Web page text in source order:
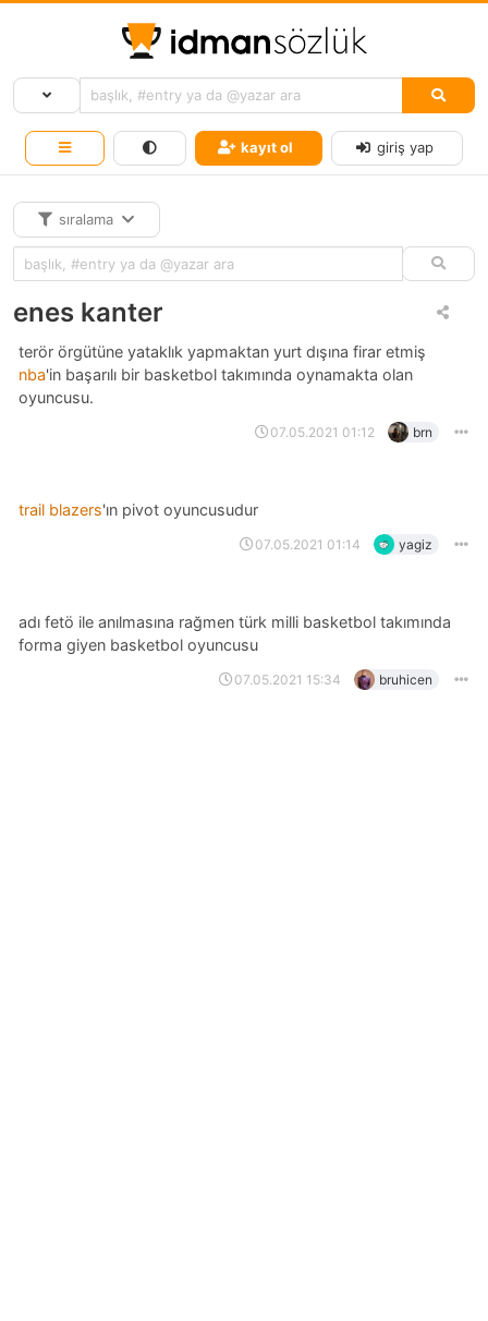
kayıt ol giriş yap
sıralama
enes kanter
terör örgütüne yataklık yapmaktan yurt dışına firar etmiş
nba'in başarılı bir basketbol takımında oynamakta olan
oyuncusu.
07.05.2021 01:12 brn
trail blazers'ın pivot oyuncusudur
07.05.2021 01:14 yagiz
adı fetö ile anılmasına rağmen türk milli basketbol takımında
forma giyen basketbol oyuncusu
07.05.2021 15:34 bruhicen